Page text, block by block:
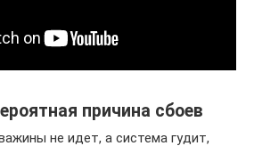
причина сбоев
не идет, а система гудит,